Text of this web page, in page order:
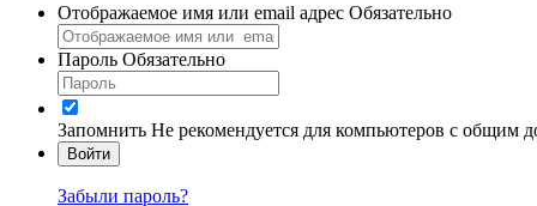
Отображаемое имя или email адрес Обязательно
Пароль Обязательно
Запомнить Не рекомендуется для компьютеров с общим
Войти
Забыли пароль?